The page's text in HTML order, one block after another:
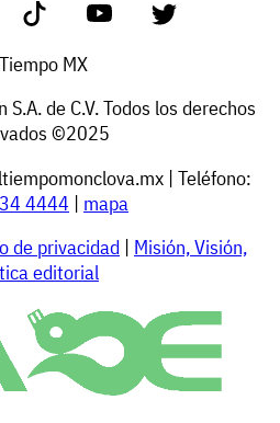
MX
de C.V. Todos los derechos
©2025
| Teléfono:
4444 | mapa
de privacidad | Misión, Visión,
editorial